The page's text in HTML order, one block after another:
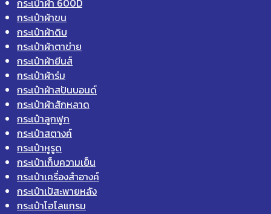
กระเป๋าผ้า 600D
กระเป๋าผ้าขน
กระเป๋าผ้าดิบ
กระเป๋าผ้าตาข่าย
กระเป๋าผ้ายีนส์
กระเป๋าผ้าร่ม
กระเป๋าผ้าสปันบอนด์
กระเป๋าผ้าสักหลาด
กระเป๋าลูกฟูก
กระเป๋าสตางค์
กระเป๋าหูรูด
กระเป๋าเก็บความเย็น
กระเป๋าเครื่องสำอางค์
กระเป๋าเป้สะพายหลัง
กระเป๋าโฮโลแกรม